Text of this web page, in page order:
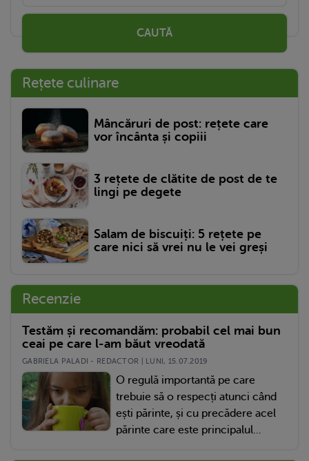
CAUTĂ
Rețete culinare
Mâncăruri de post: rețete care
vor încânta și copiii
3 rețete de clătite de post de te
lingi pe degete
Salam de biscuiți: 5 rețete pe
care nici să vrei nu le vei greși
Recenzie
Testăm și recomandăm: probabil cel mai bun
ceai pe care l-am băut vreodată
GABRIELA PALADI - REDACTOR | LUNI, 15.07.2019
O regulă importantă pe care
trebuie să o respecți atunci când
ești părinte, și cu precădere acel
părinte care este principalul...